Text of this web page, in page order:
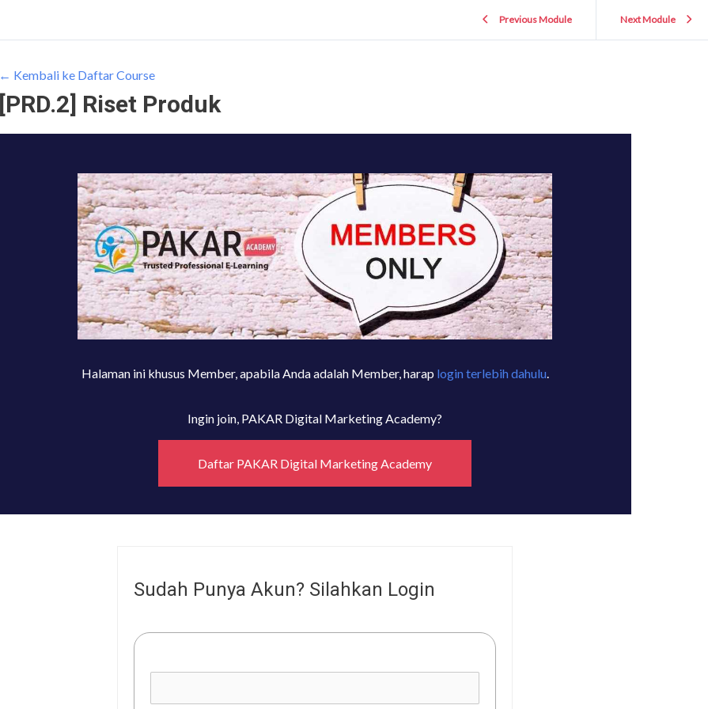
Previous Module Next Module
← Kembali ke Daftar Course
[PRD.2] Riset Produk
Halaman ini khusus Member, apabila Anda adalah Member, harap login terlebih dahulu.
Ingin join, PAKAR Digital Marketing Academy?
Daftar PAKAR Digital Marketing Academy
Sudah Punya Akun? Silahkan Login